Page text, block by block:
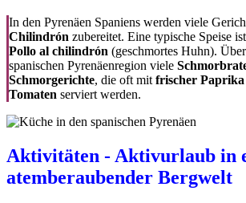
In den Pyrenäen Spaniens werden viele
Chilindrón zubereitet. Eine typische Speise
Pollo al chilindrón (geschmortes Huhn).
spanischen Pyrenäenregion viele
Schmorgerichte, die oft mit frischer
Tomaten serviert werden.
Aktivitäten - Aktivurlaub in
atemberaubender Bergwelt